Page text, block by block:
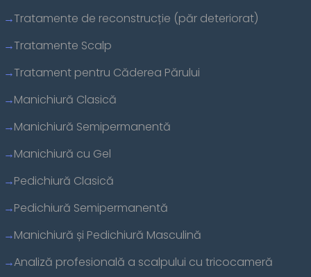
Tratamente de reconstrucție (păr deteriorat)
Tratamente Scalp
Tratament pentru Căderea Părului
Manichiură Clasică
Manichiură Semipermanentă
Manichiură cu Gel
Pedichiură Clasică
Pedichiură Semipermanentă
Manichiură și Pedichiură Masculină
Analiză profesională a scalpului cu tricocameră